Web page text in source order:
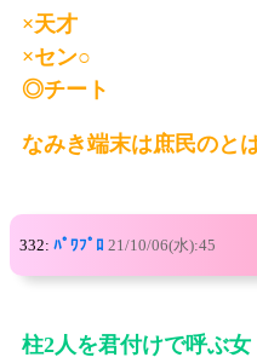
×天才
×セン○
◎チート
なみき端末は庶民のと
332: ﾊﾟﾜﾌﾟﾛ 21/10/06(水):45
柱2人を君付けで呼ぶ女